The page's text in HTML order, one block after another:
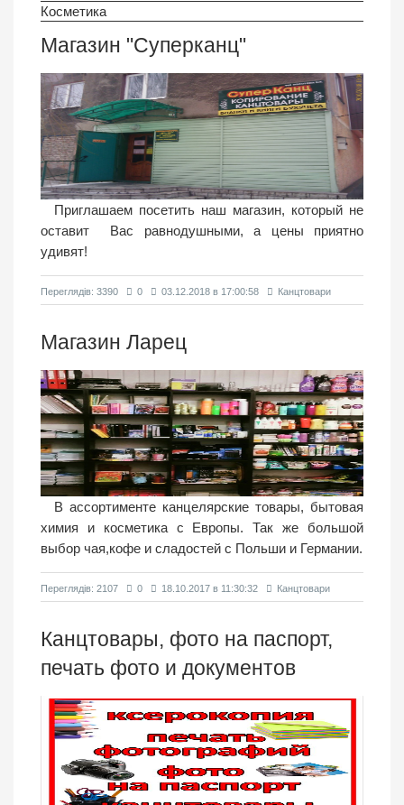
Косметика
Магазин "Суперканц"
Приглашаем посетить наш магазин, который не
оставит Вас равнодушными, а цены приятно
удивят!
Переглядiв: 3390 0 03.12.2018 в 17:00:58 Канцтовари
Магазин Ларец
В ассортименте канцелярские товары, бытовая
химия и косметика с Европы. Так же большой
выбор чая,кофе и сладостей с Польши и Германии.
Переглядiв: 2107 0 18.10.2017 в 11:30:32 Канцтовари
Канцтовары, фото на паспорт,
печать фото и документов